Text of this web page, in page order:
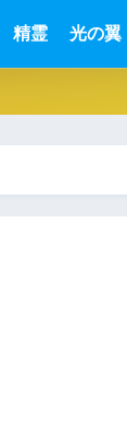
精霊 光の翼